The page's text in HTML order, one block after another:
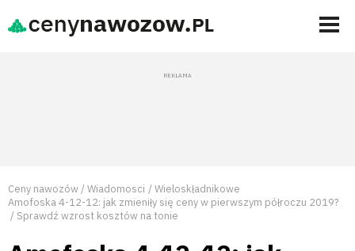
Ceny nawozów Wiadomosci
Wieloskładnikowe
Amofoska 4-12-12: jak zmieniły się ceny w pierwszym półroczu 2019?
Sprawdź wzrost kosztów na tonie